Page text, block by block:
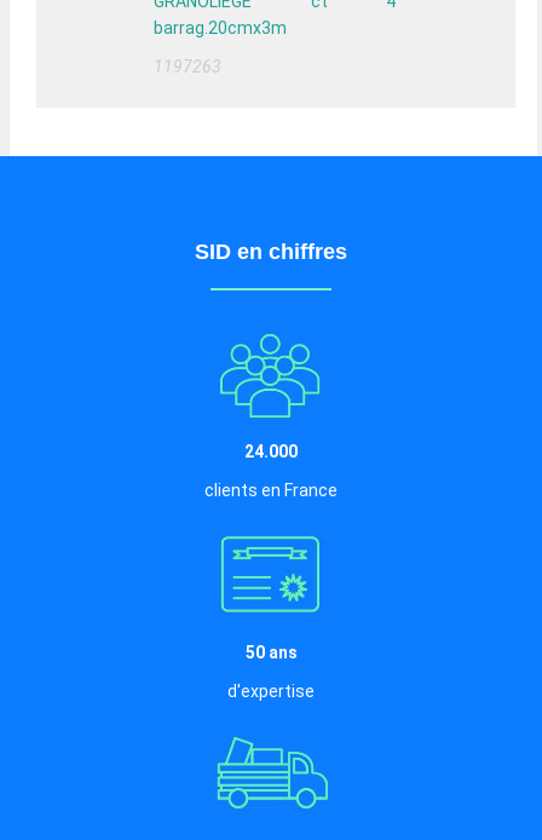
barrag.20cmx3m
1197263
SID en chiffres
24.000
clients en France
50 ans
d'expertise